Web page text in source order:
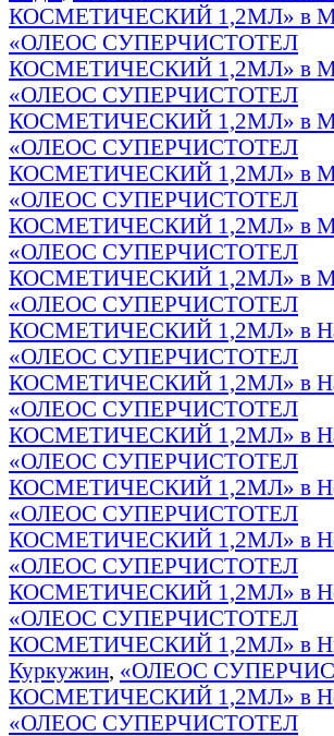
КОСМЕТИЧЕСКИЙ 1,2МЛ» в
«ОЛЕОС СУПЕРЧИСТОТЕЛ
КОСМЕТИЧЕСКИЙ 1,2МЛ» в
«ОЛЕОС СУПЕРЧИСТОТЕЛ
КОСМЕТИЧЕСКИЙ 1,2МЛ» в
«ОЛЕОС СУПЕРЧИСТОТЕЛ
КОСМЕТИЧЕСКИЙ 1,2МЛ» в
«ОЛЕОС СУПЕРЧИСТОТЕЛ
КОСМЕТИЧЕСКИЙ 1,2МЛ» в
«ОЛЕОС СУПЕРЧИСТОТЕЛ
КОСМЕТИЧЕСКИЙ 1,2МЛ» в
«ОЛЕОС СУПЕРЧИСТОТЕЛ
КОСМЕТИЧЕСКИЙ 1,2МЛ» в
«ОЛЕОС СУПЕРЧИСТОТЕЛ
КОСМЕТИЧЕСКИЙ 1,2МЛ» в
«ОЛЕОС СУПЕРЧИСТОТЕЛ
КОСМЕТИЧЕСКИЙ 1,2МЛ» в
«ОЛЕОС СУПЕРЧИСТОТЕЛ
КОСМЕТИЧЕСКИЙ 1,2МЛ» в
«ОЛЕОС СУПЕРЧИСТОТЕЛ
КОСМЕТИЧЕСКИЙ 1,2МЛ» в
«ОЛЕОС СУПЕРЧИСТОТЕЛ
КОСМЕТИЧЕСКИЙ 1,2МЛ» в
«ОЛЕОС СУПЕРЧИСТОТЕЛ
КОСМЕТИЧЕСКИЙ 1,2МЛ» в
Куркужин, «ОЛЕОС
КОСМЕТИЧЕСКИЙ 1,2МЛ» в
«ОЛЕОС СУПЕРЧИСТОТЕЛ